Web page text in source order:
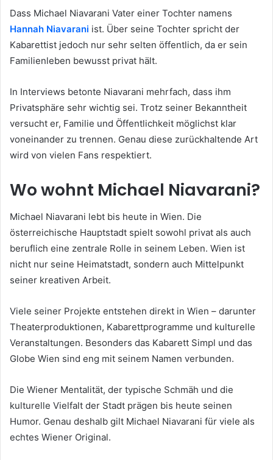
Dass Michael Niavarani Vater einer Tochter namens
Hannah Niavarani ist. Über seine Tochter spricht der
Kabarettist jedoch nur sehr selten öffentlich, da er sein
Familienleben bewusst privat hält.
In Interviews betonte Niavarani mehrfach, dass ihm
Privatsphäre sehr wichtig sei. Trotz seiner Bekanntheit
versucht er, Familie und Öffentlichkeit möglichst klar
voneinander zu trennen. Genau diese zurückhaltende Art
wird von vielen Fans respektiert.
Wo wohnt Michael Niavarani?
Michael Niavarani lebt bis heute in Wien. Die
österreichische Hauptstadt spielt sowohl privat als auch
beruflich eine zentrale Rolle in seinem Leben. Wien ist
nicht nur seine Heimatstadt, sondern auch Mittelpunkt
seiner kreativen Arbeit.
Viele seiner Projekte entstehen direkt in Wien – darunter
Theaterproduktionen, Kabarettprogramme und kulturelle
Veranstaltungen. Besonders das Kabarett Simpl und das
Globe Wien sind eng mit seinem Namen verbunden.
Die Wiener Mentalität, der typische Schmäh und die
kulturelle Vielfalt der Stadt prägen bis heute seinen
Humor. Genau deshalb gilt Michael Niavarani für viele als
echtes Wiener Original.